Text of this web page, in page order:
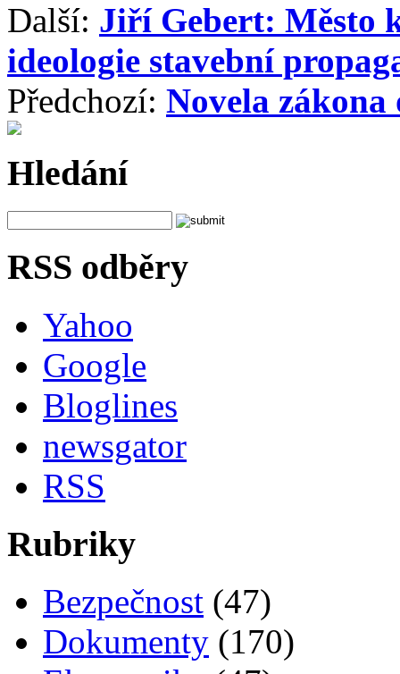
Další: Jiří Gebert: Město
ideologie stavební
Předchozí: Novela
Hledání
RSS odběry
Yahoo
Google
Bloglines
newsgator
RSS
Rubriky
Bezpečnost (47)
Dokumenty (170)